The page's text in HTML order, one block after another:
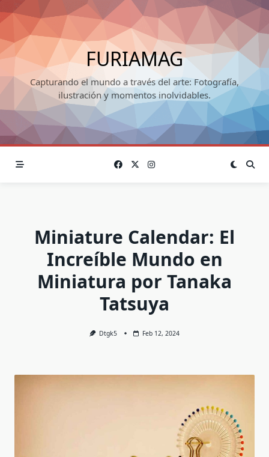
Skip
to
content
FURIAMAG
Capturando el mundo a través del arte: Fotografía,
ilustración y momentos inolvidables.
Miniature Calendar: El
Increíble Mundo en
Miniatura por Tanaka
Tatsuya
Dtgk5 Feb 12, 2024